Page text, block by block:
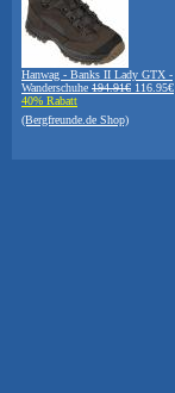
Hanwag - Banks II Lady GTX -
Wanderschuhe 194.91€ 116.95€
40% Rabatt
(Bergfreunde.de Shop)